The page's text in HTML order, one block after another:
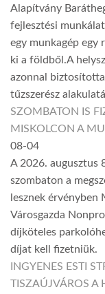
Alapítvány
fejlesztési
egy munkagép
ki a földből.A
azonnal
tűzszerész
SZOMBATON IS
MISKOLCON A
08-04
A 2026. augusztus
szombaton a
lesznek
Városgazda
díjköteles
díjat kell fizetniük.
INGYENES ESTI
TISZAÚJVÁROS A